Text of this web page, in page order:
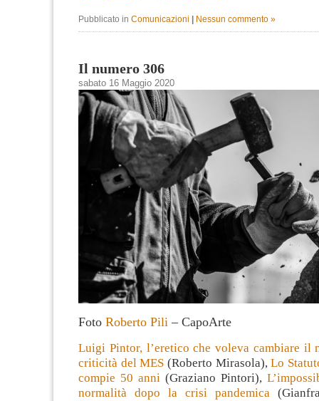
Pubblicato in Comunicazioni | Nessun commento »
Il numero 306
sabato 16 Maggio 2020
Foto Roberto Pili – CapoArte
Luigi Pintor, l’eretico che voleva cambiare il
criticità del MES (Roberto Mirasola),Lo
compie 50 anni (Graziano Pintori),
normalità dopo la crisi pandemica